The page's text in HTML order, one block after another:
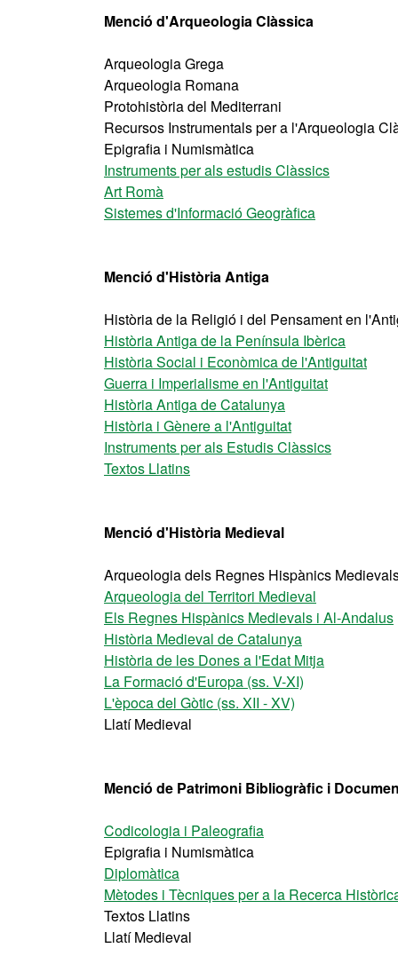
Menció d'Arqueologia Clàssica
Arqueologia Grega
Arqueologia Romana
Protohistòria del Mediterrani
Recursos Instrumentals per a l'Arqueologia
Epigrafia i Numismàtica
Instruments per als estudis Clàssics
Art Romà
Sistemes d'Informació Geogràfica
Menció d'Història Antiga
Història de la Religió i del Pensament en
Història Antiga de la Península Ibèrica
Història Social i Econòmica de l'Antiguitat
Guerra i Imperialisme en l'Antiguitat
Història Antiga de Catalunya
Història i Gènere a l'Antiguitat
Instruments per als Estudis Clàssics
Textos Llatins
Menció d'Història Medieval
Arqueologia dels Regnes Hispànics
Arqueologia del Territori Medieval
Els Regnes Hispànics Medievals i Al-Andalus
Història Medieval de Catalunya
Història de les Dones a l'Edat Mitja
La Formació d'Europa (ss. V-XI)
L'època del Gòtic (ss. XII - XV)
Llatí Medieval
Menció de Patrimoni Bibliogràfic i
Codicologia i Paleografia
Epigrafia i Numismàtica
Diplomàtica
Mètodes i Tècniques per a la Recerca
Textos Llatins
Llatí Medieval